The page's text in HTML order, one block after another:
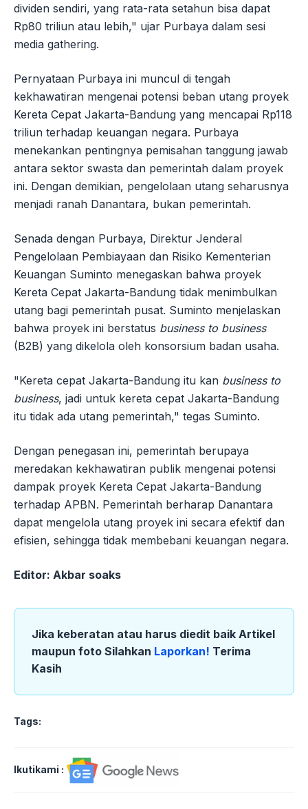
dividen sendiri, yang rata-rata setahun bisa dapat
Rp80 triliun atau lebih," ujar Purbaya dalam sesi
media gathering.
Pernyataan Purbaya ini muncul di tengah
kekhawatiran mengenai potensi beban utang proyek
Kereta Cepat Jakarta-Bandung yang mencapai Rp118
triliun terhadap keuangan negara. Purbaya
menekankan pentingnya pemisahan tanggung jawab
antara sektor swasta dan pemerintah dalam proyek
ini. Dengan demikian, pengelolaan utang seharusnya
menjadi ranah Danantara, bukan pemerintah.
Senada dengan Purbaya, Direktur Jenderal
Pengelolaan Pembiayaan dan Risiko Kementerian
Keuangan Suminto menegaskan bahwa proyek
Kereta Cepat Jakarta-Bandung tidak menimbulkan
utang bagi pemerintah pusat. Suminto menjelaskan
bahwa proyek ini berstatus business to business
(B2B) yang dikelola oleh konsorsium badan usaha.
"Kereta cepat Jakarta-Bandung itu kan business to
business, jadi untuk kereta cepat Jakarta-Bandung
itu tidak ada utang pemerintah," tegas Suminto.
Dengan penegasan ini, pemerintah berupaya
meredakan kekhawatiran publik mengenai potensi
dampak proyek Kereta Cepat Jakarta-Bandung
terhadap APBN. Pemerintah berharap Danantara
dapat mengelola utang proyek ini secara efektif dan
efisien, sehingga tidak membebani keuangan negara.
Editor: Akbar soaks
Jika keberatan atau harus diedit baik Artikel
maupun foto Silahkan Laporkan! Terima
Kasih
Tags:
Ikutikami :